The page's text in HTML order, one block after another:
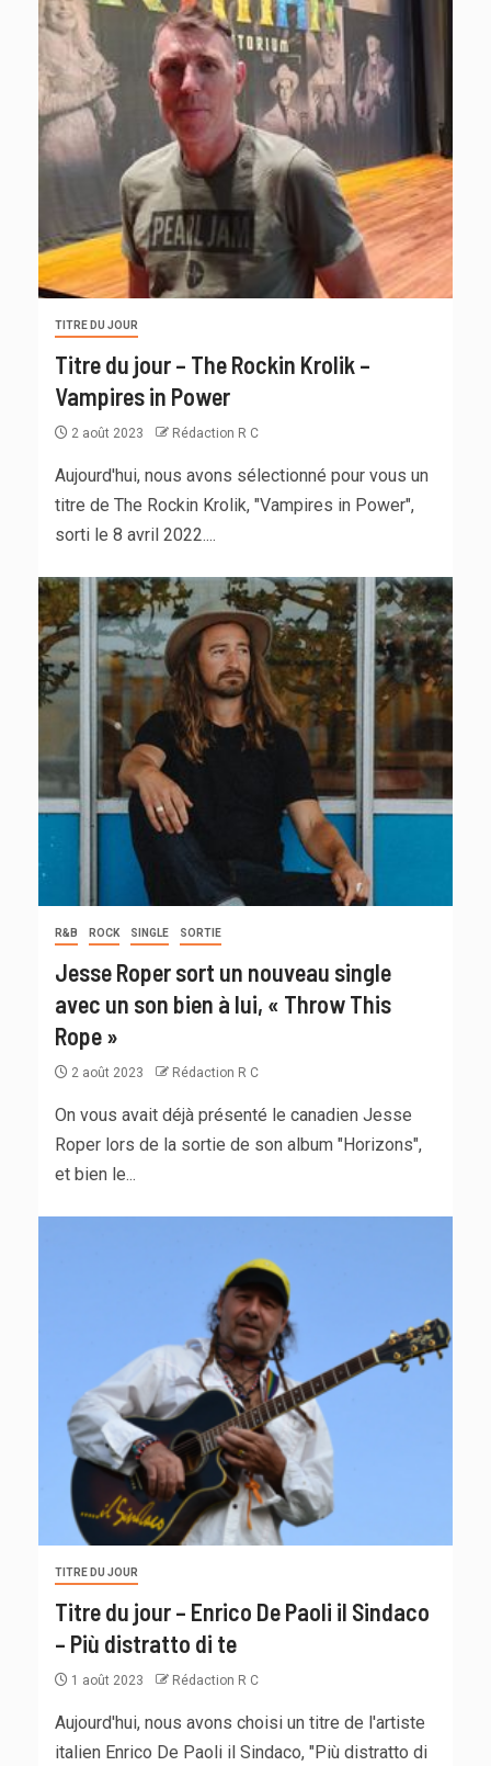
TITRE DU JOUR
Titre du jour – The Rockin Krolik –
Vampires in Power
2 août 2023 Rédaction R C
Aujourd'hui, nous avons sélectionné pour vous un
titre de The Rockin Krolik, "Vampires in Power",
sorti le 8 avril 2022....
R&B ROCK SINGLE SORTIE
Jesse Roper sort un nouveau single
avec un son bien à lui, « Throw This
Rope »
2 août 2023 Rédaction R C
On vous avait déjà présenté le canadien Jesse
Roper lors de la sortie de son album "Horizons",
et bien le...
TITRE DU JOUR
Titre du jour – Enrico De Paoli il Sindaco
– Più distratto di te
1 août 2023 Rédaction R C
Aujourd'hui, nous avons choisi un titre de l'artiste
italien Enrico De Paoli il Sindaco, "Più distratto di